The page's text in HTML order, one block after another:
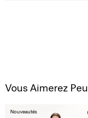
Vous Aimerez
Nouveautés